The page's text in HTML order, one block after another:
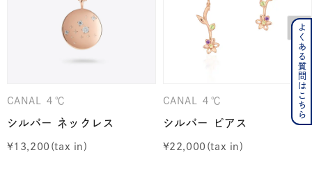
CANAL ４℃
シルバー ネックレス
¥13,200
CANAL ４℃
シルバー ピアス
¥22,000
よくある質問はこちら